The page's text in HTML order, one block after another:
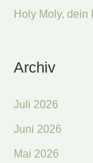
Holy Moly,
Archiv
Juli 2026
Juni 2026
Mai 2026